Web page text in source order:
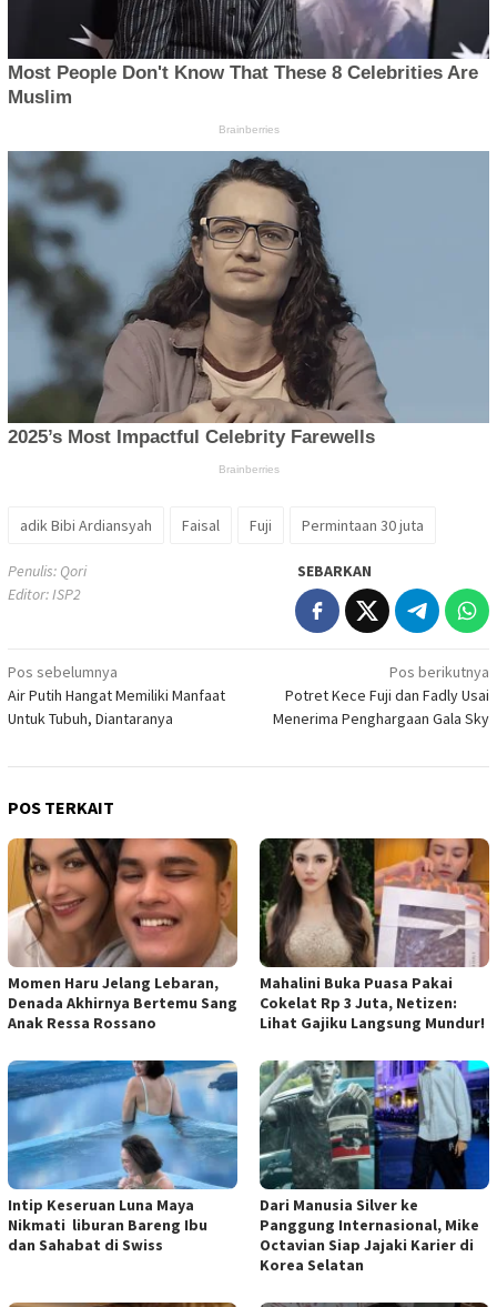
adik Bibi Ardiansyah Faisal Fuji Permintaan 30 juta
Penulis: Qori
Editor: ISP2
SEBARKAN
Navigasi
pos
Pos sebelumnya
Air Putih Hangat Memiliki Manfaat
Untuk Tubuh, Diantaranya
Pos berikutnya
Potret Kece Fuji dan Fadly Usai
Menerima Penghargaan Gala Sky
POS TERKAIT
Momen Haru Jelang Lebaran,
Denada Akhirnya Bertemu Sang
Anak Ressa Rossano
Mahalini Buka Puasa Pakai
Cokelat Rp 3 Juta, Netizen:
Lihat Gajiku Langsung Mundur!
Intip Keseruan Luna Maya
Nikmati liburan Bareng Ibu
dan Sahabat di Swiss
Dari Manusia Silver ke
Panggung Internasional, Mike
Octavian Siap Jajaki Karier di
Korea Selatan